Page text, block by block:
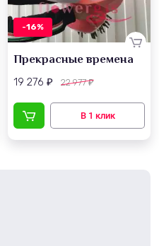
-16%
Прекрасные времена
19 276 ₽ 22 977₽